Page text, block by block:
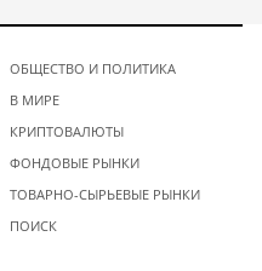
ОБЩЕСТВО И ПОЛИТИКА
В МИРЕ
КРИПТОВАЛЮТЫ
ФОНДОВЫЕ РЫНКИ
ТОВАРНО-СЫРЬЕВЫЕ РЫНКИ
ПОИСК